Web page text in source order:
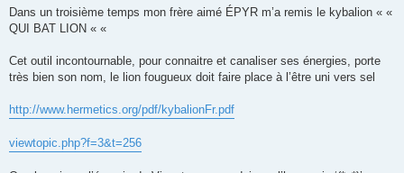
Dans un troisième temps mon frère aimé ÉPYR m’a remis le kybalion « «
QUI BAT LION « «
Cet outil incontournable, pour connaitre et canaliser ses énergies, porte
très bien son nom, le lion fougueux doit faire place à l’être uni vers sel
http://www.hermetics.org/pdf/kybalionFr.pdf
viewtopic.php?f=3&t=256